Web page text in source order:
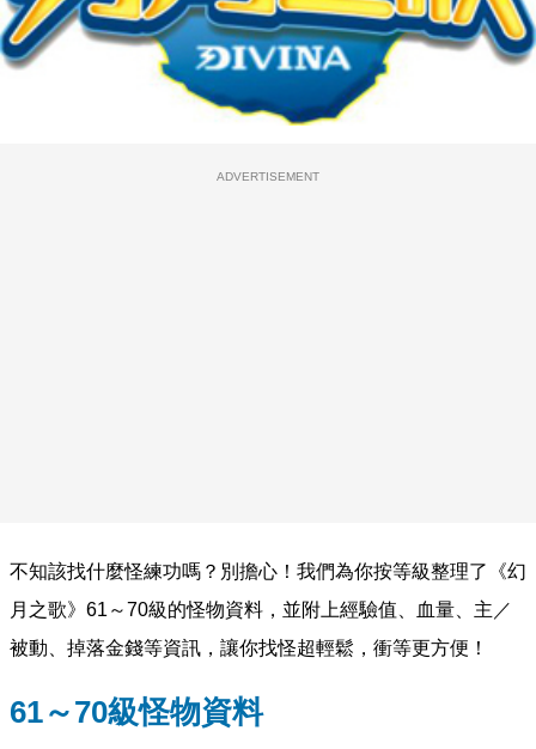
ADVERTISEMENT
不知該找什麼怪練功嗎？別擔心！我們為你按等級整理了《幻
月之歌》61～70級的怪物資料，並附上經驗值、血量、主／
被動、掉落金錢等資訊，讓你找怪超輕鬆，衝等更方便！
61～70級怪物資料